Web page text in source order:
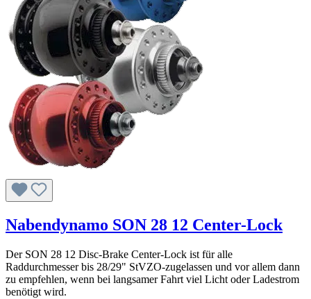
Nabendynamo SON 28 12 Center-Lock
Der SON 28 12 Disc-Brake Center-Lock ist für alle
Raddurchmesser bis 28/29" StVZO-zugelassen und vor allem dann
zu empfehlen, wenn bei langsamer Fahrt viel Licht oder Ladestrom
benötigt wird.